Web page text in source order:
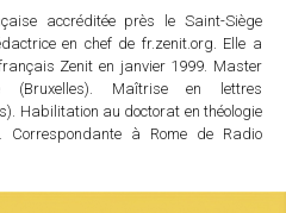
accréditée près le Saint-Siège
en chef de fr.zenit.org. Elle a
Zenit en janvier 1999. Master
(Bruxelles). Maîtrise en lettres
Habilitation au doctorat en théologie
Correspondante à Rome de Radio